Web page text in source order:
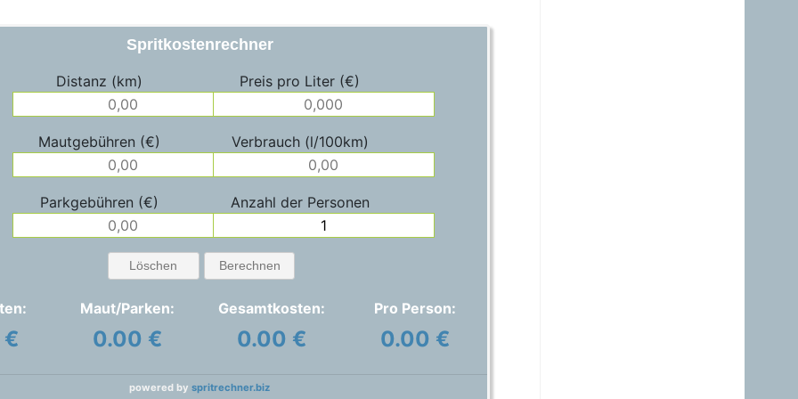
Spritkostenrechner
Distanz (km) Preis pro Liter (€)
Mautgebühren (€) Verbrauch (l/100km)
Parkgebühren (€) Anzahl der Personen
Löschen Berechnen
Maut/Parken:
0.00 €
Gesamtkosten:
0.00 €
Pro Person:
0.00 €
powered by spritrechner.biz